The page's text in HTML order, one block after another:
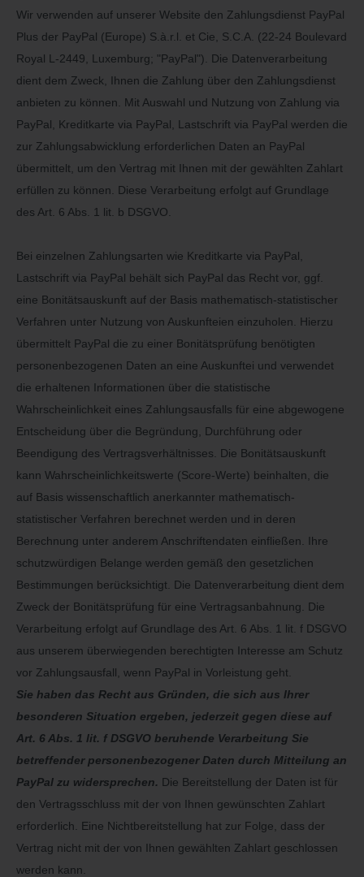
Wir verwenden auf unserer Website den Zahlungsdienst PayPal
Plus der PayPal (Europe) S.à.r.l. et Cie, S.C.A. (22-24 Boulevard
Royal L-2449, Luxemburg; "PayPal"). Die Datenverarbeitung
dient dem Zweck, Ihnen die Zahlung über den Zahlungsdienst
anbieten zu können. Mit Auswahl und Nutzung von Zahlung via
PayPal, Kreditkarte via PayPal, Lastschrift via PayPal werden die
zur Zahlungsabwicklung erforderlichen Daten an PayPal
übermittelt, um den Vertrag mit Ihnen mit der gewählten Zahlart
erfüllen zu können. Diese Verarbeitung erfolgt auf Grundlage
des Art. 6 Abs. 1 lit. b DSGVO.
Bei einzelnen Zahlungsarten wie Kreditkarte via PayPal,
Lastschrift via PayPal behält sich PayPal das Recht vor, ggf.
eine Bonitätsauskunft auf der Basis mathematisch-statistischer
Verfahren unter Nutzung von Auskunfteien einzuholen. Hierzu
übermittelt PayPal die zu einer Bonitätsprüfung benötigten
personenbezogenen Daten an eine Auskunftei und verwendet
die erhaltenen Informationen über die statistische
Wahrscheinlichkeit eines Zahlungsausfalls für eine abgewogene
Entscheidung über die Begründung, Durchführung oder
Beendigung des Vertragsverhältnisses. Die Bonitätsauskunft
kann Wahrscheinlichkeitswerte (Score-Werte) beinhalten, die
auf Basis wissenschaftlich anerkannter mathematisch-
statistischer Verfahren berechnet werden und in deren
Berechnung unter anderem Anschriftendaten einfließen. Ihre
schutzwürdigen Belange werden gemäß den gesetzlichen
Bestimmungen berücksichtigt. Die Datenverarbeitung dient dem
Zweck der Bonitätsprüfung für eine Vertragsanbahnung. Die
Verarbeitung erfolgt auf Grundlage des Art. 6 Abs. 1 lit. f DSGVO
aus unserem überwiegenden berechtigten Interesse am Schutz
vor Zahlungsausfall, wenn PayPal in Vorleistung geht.
Sie haben das Recht aus Gründen, die sich aus Ihrer
besonderen Situation ergeben, jederzeit gegen diese auf
Art. 6 Abs. 1 lit. f DSGVO beruhende Verarbeitung Sie
betreffender personenbezogener Daten durch Mitteilung an
PayPal zu widersprechen. Die Bereitstellung der Daten ist für
den Vertragsschluss mit der von Ihnen gewünschten Zahlart
erforderlich. Eine Nichtbereitstellung hat zur Folge, dass der
Vertrag nicht mit der von Ihnen gewählten Zahlart geschlossen
werden kann.